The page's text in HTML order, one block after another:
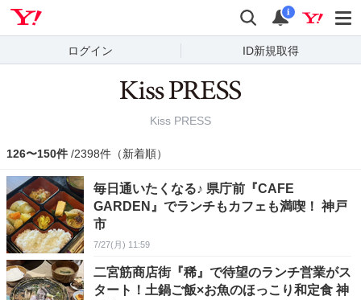
検索 通知
i
ログイン ID新規取得
Kiss PRESS
126〜150件 /2398件（新着順）
毎日通いたくなる♪ 県庁前『CAFE
GARDEN』でランチもカフェも満喫！ 神戸
市
7/27(月) 11:59
二宮筋商店街『稀』で待望のランチ営業がス
タート！土鍋ご飯×お魚のほっこり和定食 神